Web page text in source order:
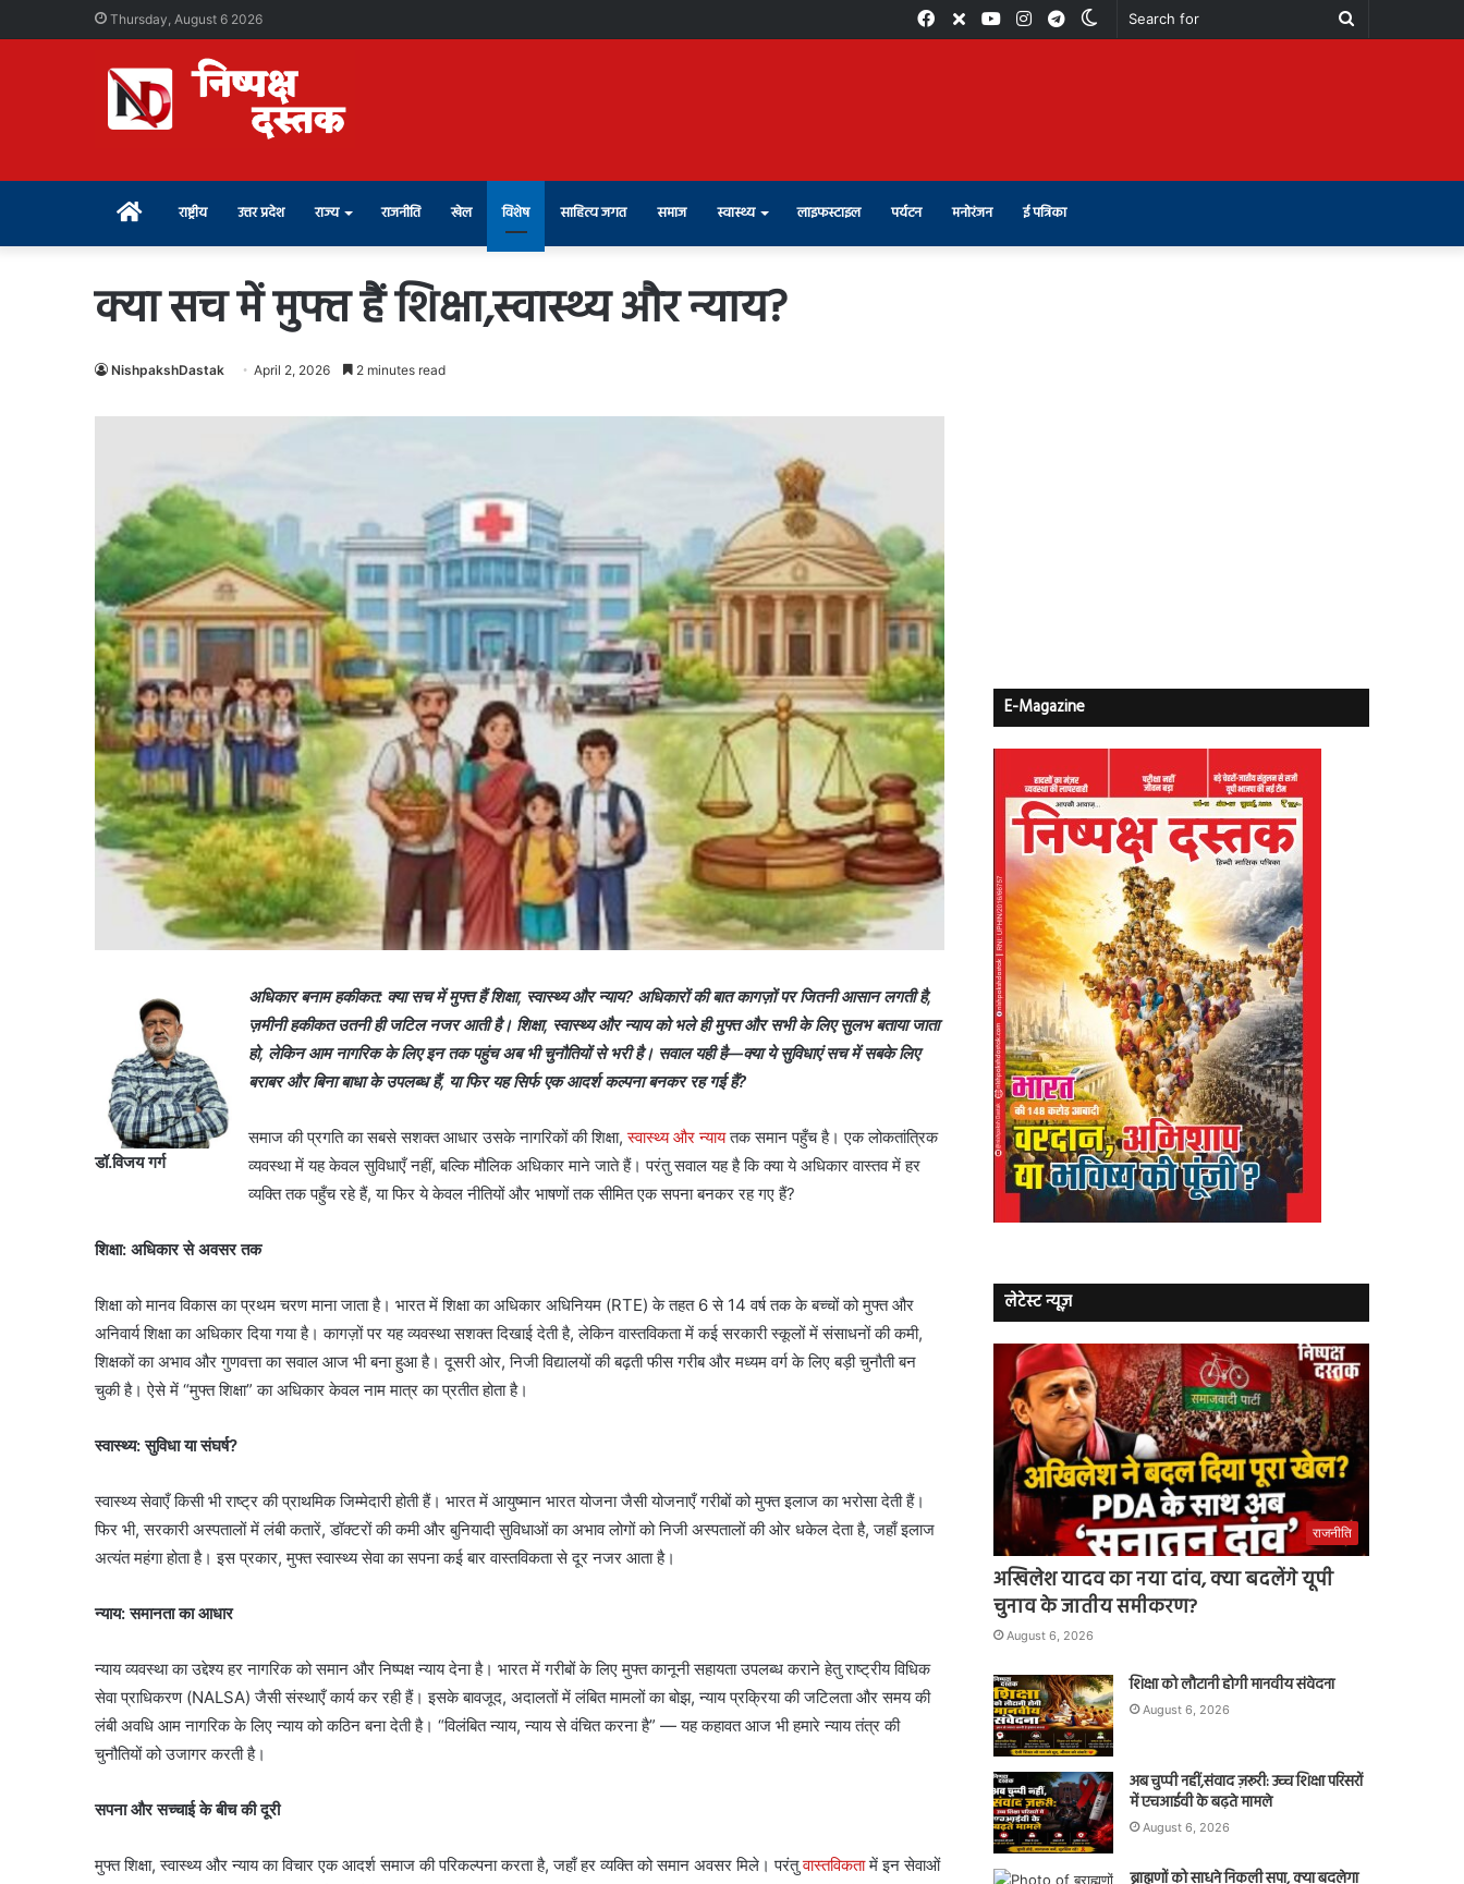
Thursday, August 6 2026
Search
Switch
Telegram
Instagram
Youtube
X
Facebook
Home राष्ट्रीय उत्तर प्रदेश राज्य राजनीति खेल विशेष साहित्य जगत समाज स्वास्थ्य लाइफस्टाइल पर्यटन मनोरंजन ई पत्रिका
क्या सच में मुफ्त हैं शिक्षा,स्वास्थ्य और न्याय?
NishpakshDastak April 2, 2026 2 minutes read
डॉ.विजय गर्ग
अधिकार बनाम हकीकत: क्या सच में मुफ्त हैं शिक्षा, स्वास्थ्य और न्याय? अधिकारों की बात कागज़ों पर जितनी आसान लगती है,
ज़मीनी हकीकत उतनी ही जटिल नजर आती है। शिक्षा, स्वास्थ्य और न्याय को भले ही मुफ्त और सभी के लिए सुलभ बताया जाता
हो, लेकिन आम नागरिक के लिए इन तक पहुंच अब भी चुनौतियों से भरी है। सवाल यही है—क्या ये सुविधाएं सच में सबके लिए
बराबर और बिना बाधा के उपलब्ध हैं, या फिर यह सिर्फ एक आदर्श कल्पना बनकर रह गई हैं?
समाज की प्रगति का सबसे सशक्त आधार उसके नागरिकों की शिक्षा, स्वास्थ्य और न्यायतक समान पहुँच है। एक लोकतांत्रिक
व्यवस्था में यह केवल सुविधाएँ नहीं, बल्कि मौलिक अधिकार माने जाते हैं। परंतु सवाल यह है कि क्या ये अधिकार वास्तव में हर
व्यक्ति तक पहुँच रहे हैं, या फिर ये केवल नीतियों और भाषणों तक सीमित एक सपना बनकर रह गए हैं?
शिक्षा: अधिकार से अवसर तक
शिक्षा को मानव विकास का प्रथम चरण माना जाता है। भारत में शिक्षा का अधिकार अधिनियम (RTE) के तहत 6 से 14 वर्ष तक के बच्चों को मुफ्त और
अनिवार्य शिक्षा का अधिकार दिया गया है। कागज़ों पर यह व्यवस्था सशक्त दिखाई देती है, लेकिन वास्तविकता में कई सरकारी स्कूलों में संसाधनों की कमी,
शिक्षकों का अभाव और गुणवत्ता का सवाल आज भी बना हुआ है। दूसरी ओर, निजी विद्यालयों की बढ़ती फीस गरीब और मध्यम वर्ग के लिए बड़ी चुनौती बन
चुकी है। ऐसे में “मुफ्त शिक्षा” का अधिकार केवल नाम मात्र का प्रतीत होता है।
स्वास्थ्य: सुविधा या संघर्ष?
स्वास्थ्य सेवाएँ किसी भी राष्ट्र की प्राथमिक जिम्मेदारी होती हैं। भारत में आयुष्मान भारत योजना जैसी योजनाएँ गरीबों को मुफ्त इलाज का भरोसा देती हैं।
फिर भी, सरकारी अस्पतालों में लंबी कतारें, डॉक्टरों की कमी और बुनियादी सुविधाओं का अभाव लोगों को निजी अस्पतालों की ओर धकेल देता है, जहाँ इलाज
अत्यंत महंगा होता है। इस प्रकार, मुफ्त स्वास्थ्य सेवा का सपना कई बार वास्तविकता से दूर नजर आता है।
न्याय: समानता का आधार
न्याय व्यवस्था का उद्देश्य हर नागरिक को समान और निष्पक्ष न्याय देना है। भारत में गरीबों के लिए मुफ्त कानूनी सहायता उपलब्ध कराने हेतु राष्ट्रीय विधिक
सेवा प्राधिकरण (NALSA) जैसी संस्थाएँ कार्य कर रही हैं। इसके बावजूद, अदालतों में लंबित मामलों का बोझ, न्याय प्रक्रिया की जटिलता और समय की
लंबी अवधि आम नागरिक के लिए न्याय को कठिन बना देती है। “विलंबित न्याय, न्याय से वंचित करना है” — यह कहावत आज भी हमारे न्याय तंत्र की
चुनौतियों को उजागर करती है।
सपना और सच्चाई के बीच की दूरी
मुफ्त शिक्षा, स्वास्थ्य और न्याय का विचार एक आदर्श समाज की परिकल्पना करता है, जहाँ हर व्यक्ति को समान अवसर मिले। परंतुवास्तविकतामें इन सेवाओं
E-Magazine
लेटेस्ट न्यूज़
राजनीति
अखिलेश यादव का नया दांव, क्या बदलेंगे यूपी
चुनाव के जातीय समीकरण?
August 6, 2026
शिक्षा को लौटानी होगी मानवीय संवेदना
August 6, 2026
अब चुप्पी नहीं,संवाद ज़रूरी: उच्च शिक्षा परिसरों
में एचआईवी के बढ़ते मामले
August 6, 2026
ब्राह्मणों को साधने निकली सपा, क्या बदलेगा